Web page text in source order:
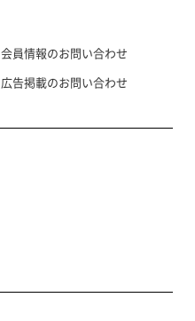
会員情報のお問い合わせ
広告掲載のお問い合わせ